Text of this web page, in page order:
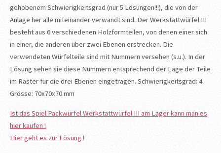
gehobenem Schwierigkeitsgrad (nur 5 Lösungen!!!), die von der
Anlage her alle miteinander verwandt sind. Der Werkstattwürfel III
besteht aus 6 verschiedenen Holzformteilen, von denen einer sich
in einer, die anderen über zwei Ebenen erstrecken. Die
verwendeten Würfelteile sind mit Nummern versehen (s.u.). In der
Lösung sehen sie diese Nummern entsprechend der Lage der Teile
im Raster für die drei Ebenen eingetragen. Schwierigkeitsgrad: 4
Grösse: 70x70x70 mm
Ist das Spiel Packwürfel Werkstattwürfel III am Lager kann man es
hier kaufen !
Hier geht es zur Lösung !